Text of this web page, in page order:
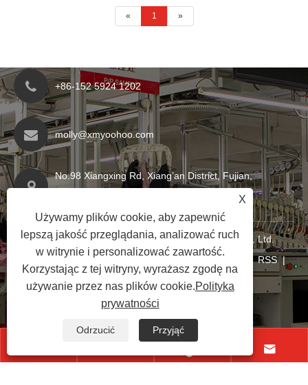
« 1 »
+86-152 5924 1202
molly@xmyoohoo.com
No.98 Xiangxing Rd, Xiang’an District, Fujian,
Copyright © 2024 Xiamen Evaricky Trading Co., Ltd.
Wszelkie prawa zastrzeżoneLinks|Sitemap |RSS|
Polityka prywatności|

X
Używamy plików cookie, aby zapewnić
lepszą jakość przeglądania, analizować ruch
w witrynie i personalizować zawartość.
Korzystając z tej witryny, wyrażasz zgodę na
używanie przez nas plików cookie.Polityka
prywatności
Odrzucić Przyjąć